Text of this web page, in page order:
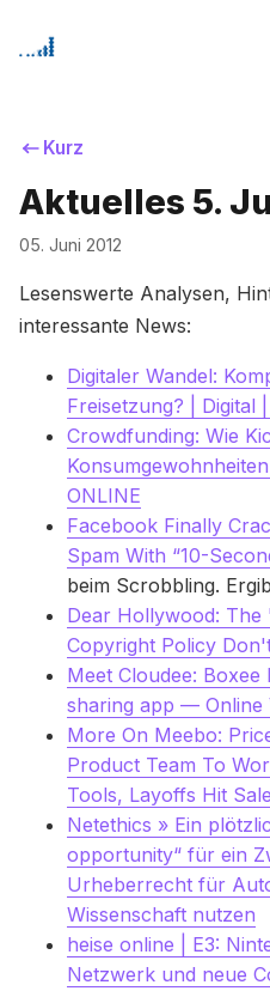
Home
Bitte geben Sie
Kurz
Aktuelles 5.
05. Juni 2012
Lesenswerte Analysen,
interessante News:
Digitaler Wandel:
Freisetzung? | Digital
Crowdfunding: Wie
ONLINE
Facebook Finally
Spam With “10-
beim Scrobbling.
Dear Hollywood:
Copyright Policy
Meet Cloudee:
sharing app — Online
More On Meebo:
Product Team To
Tools, Layoffs Hit
Netethics » Ein
opportunity“ für ein
Urheberrecht für
Wissenschaft nutzen
heise online | E3:
Netzwerk und neue